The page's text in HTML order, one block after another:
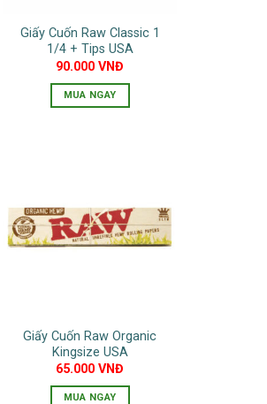
thể
được
trên
Giấy Cuốn Raw Classic 1
1/4 + Tips USA
90.000VNĐ
MUA NGAY
Giấy Cuốn Raw Organic
Kingsize USA
65.000VNĐ
MUA NGAY